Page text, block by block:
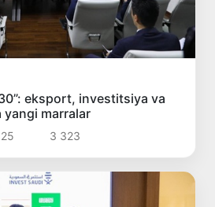
eksport, investitsiya va
marralar
3 323